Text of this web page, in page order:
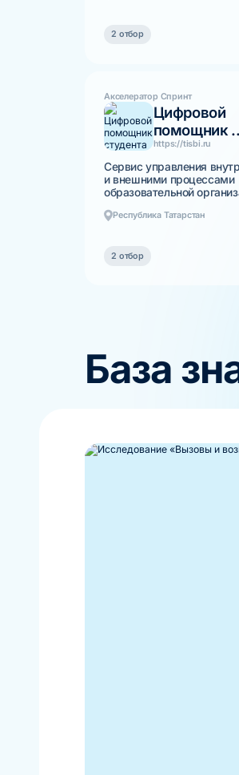
2 отбор
Акселератор Спринт
Цифровой
помощник
https://tisbi.ru
Сервис управления
и внешними процессами
образовательной
Республика Татарстан
2 отбор
База